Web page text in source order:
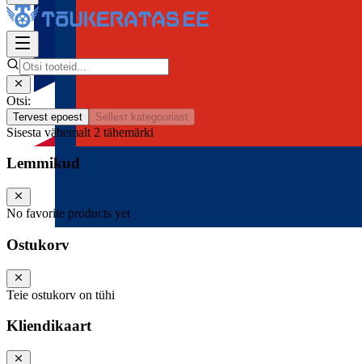
Otsi:
Tervest epoest Sellest kategooriast
Sisesta vähemalt 2 tähemärki
Lemmikud
No favorite products yet
Ostukorv
Teie ostukorv on tühi
Kliendikaart